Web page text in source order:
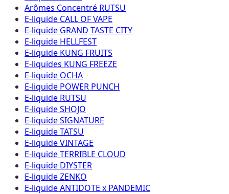
Arômes Concentré RUTSU
E-liquide CALL OF VAPE
E-liquide GRAND TASTE CITY
E-liquide HELLFEST
E-liquide KUNG FRUITS
E-liquides KUNG FREEZE
E-liquide OCHA
E-liquide POWER PUNCH
E-liquide RUTSU
E-liquide SHOJO
E-liquide SIGNATURE
E-liquide TATSU
E-liquide VINTAGE
E-liquide TERRIBLE CLOUD
E-liquide DIYSTER
E-liquide ZENKO
E-liquide ANTIDOTE x PANDEMIC